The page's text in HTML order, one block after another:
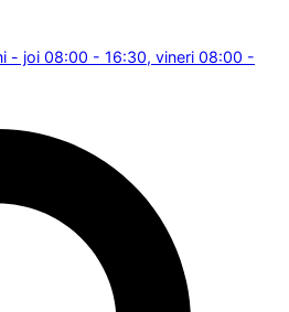
- joi 08:00 - 16:30, vineri 08:00 -